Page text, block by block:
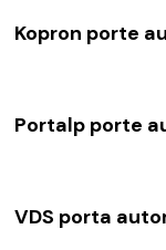
Kopron porte
Portalp porte
VDS porta